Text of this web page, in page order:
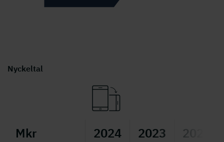
Nyckeltal
Mkr 2024 2023 2022